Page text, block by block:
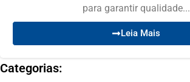
para garantir qualidade...
Leia Mais
Categorias: